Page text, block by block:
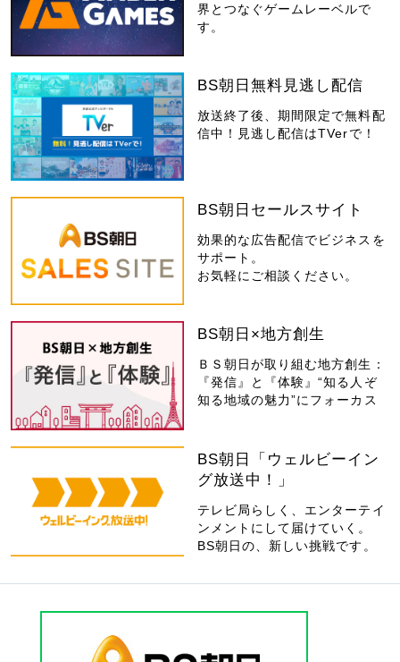
界とつなぐゲームレーベルで
す。
BS朝日無料見逃し配信
放送終了後、期間限定で無料配
信中！見逃し配信はTVerで！
BS朝日セールスサイト
効果的な広告配信でビジネスを
サポート。
お気軽にご相談ください。
BS朝日×地方創生
ＢＳ朝日が取り組む地方創生：
『発信』と『体験』“知る人ぞ
知る地域の魅力”にフォーカス
BS朝日「ウェルビーイン
グ放送中！」
テレビ局らしく、エンターテイ
ンメントにして届けていく。
BS朝日の、新しい挑戦です。